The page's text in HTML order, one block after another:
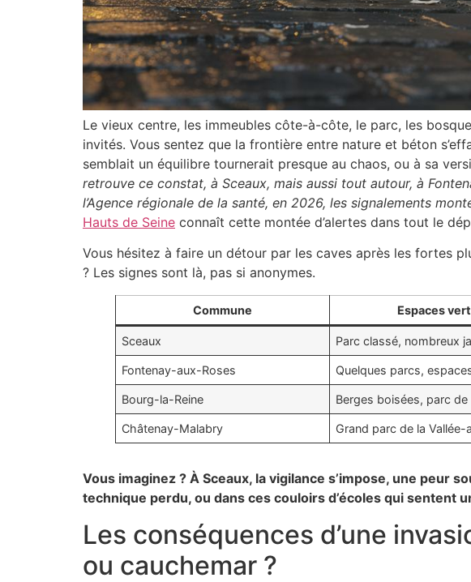
Le vieux centre, les immeubles côte-à-côte, le parc, les
invités. Vous sentez que la frontière entre nature et béton
semblait un équilibre tournerait presque au chaos, ou à sa
retrouve ce constat, à Sceaux, mais aussi tout autour, à
l’Agence régionale de la santé, en 2026, les signalements
Hauts de Seine connaît cette montée d’alertes dans tout le
Vous hésitez à faire un détour par les caves après les fortes
? Les signes sont là, pas si anonymes.
Commune Espaces
Sceaux Parc classé, nombreux
Fontenay-aux-Roses Quelques parcs,
Bourg-la-Reine Berges boisées, parc de
Châtenay-Malabry Grand parc de la
Vous imaginez ? À Sceaux, la vigilance s’impose, une peur
technique perdu, ou dans ces couloirs d’écoles qui sentent
Les conséquences d’une
ou cauchemar ?